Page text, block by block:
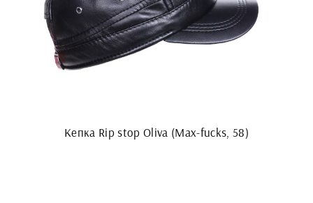
Кепка Rip stop Oliva (Max-fucks, 58)